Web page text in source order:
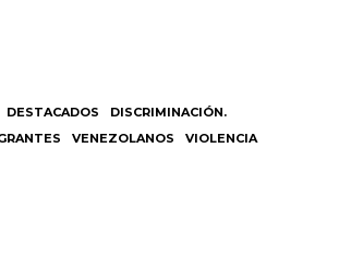
DESTACADOS
DISCRIMINACIÓN.
VENEZOLANOS VIOLENCIA